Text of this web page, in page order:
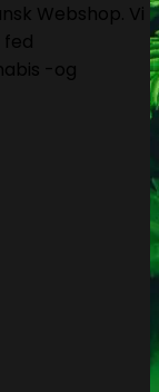
Webshop. Vi
fed
-og